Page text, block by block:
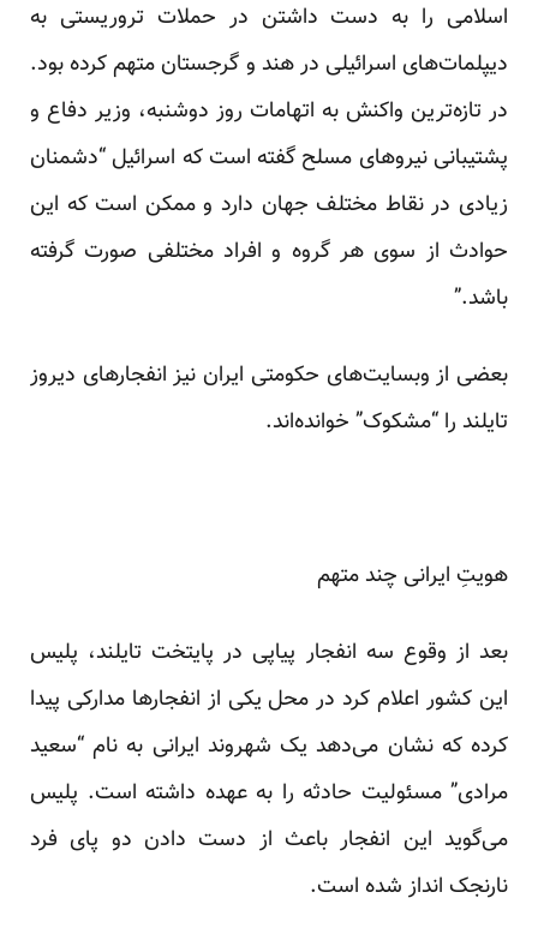
اسلامی را به دست داشتن در حملات تروریستی به
دیپلمات‌های اسرائیلی در هند و گرجستان متهم کرده بود.
در تازه‌ترین واکنش به اتهامات روز دوشنبه، وزیر دفاع و
پشتیبانی نیروهای مسلح گفته است که اسرائیل “دشمنان
زیادی در نقاط مختلف جهان دارد و ممکن است که این
حوادث از سوی هر گروه و افراد مختلفی صورت گرفته
باشد.”
بعضی از وبسایت‌های حکومتی ایران نیز انفجارهای دیروز
تایلند را “مشکوک” خوانده‌اند.
هویتِ ایرانی چند متهم
بعد از وقوع سه انفجار پیاپی در پایتخت تایلند، پلیس
این کشور اعلام کرد در محل یکی از انفجار‌ها مدارکی پیدا
کرده که نشان می‌دهد یک شهروند ایرانی به نام “سعید
مرادی” مسئولیت حادثه را به عهده داشته است. پلیس
می‌گوید این انفجار باعث از دست دادن دو پای فرد
نارنجک انداز شده است.